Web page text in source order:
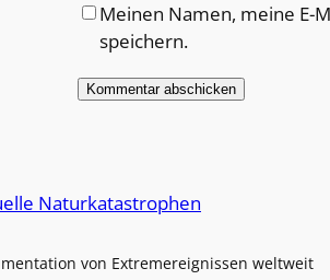
Meinen Namen, meine E-
speichern.
Naturkatastrophen
von Extremereignissen weltweit